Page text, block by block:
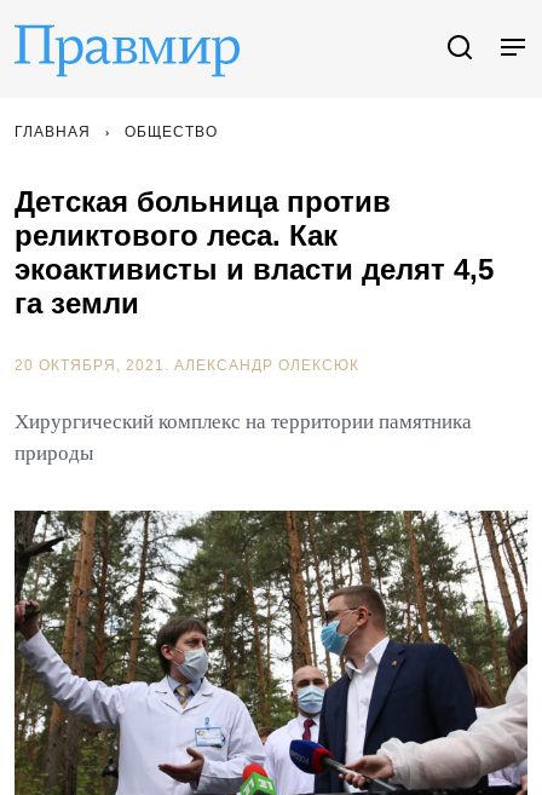
ГЛАВНАЯ ОБЩЕСТВО
Детская больница против
реликтового леса. Как
экоактивисты и власти делят 4,5
га земли
20 ОКТЯБРЯ, 2021. АЛЕКСАНДР ОЛЕКСЮК
Хирургический комплекс на территории памятника
природы